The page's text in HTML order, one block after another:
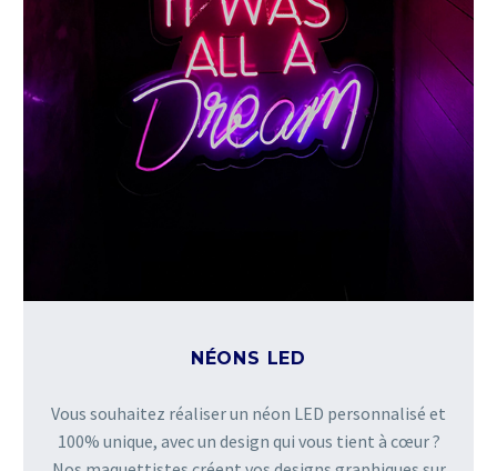
NÉONS LED
Vous souhaitez réaliser un néon LED personnalisé et
100% unique, avec un design qui vous tient à cœur ?